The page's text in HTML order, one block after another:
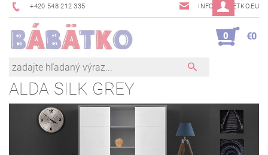
+420 548 212 335 INFO@BABETKO.EU
0 €0
ALDA SILK GREY